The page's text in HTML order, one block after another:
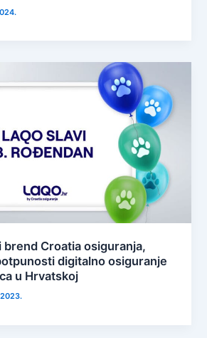
brend Croatia osiguranja,
digitalno osiguranje
u Hrvatskoj